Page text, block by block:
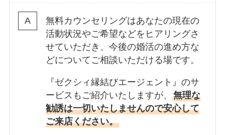
無料カウンセリングはあなたの現在の
活動状況やご希望などをヒアリングさ
せていただき、今後の婚活の進め方な
どについてご相談いただける場です。
『ゼクシィ縁結びエージェント』のサ
ービスもご紹介いたしますが、 無理な
勧誘は一切いたしませんので安心して
ご来店ください。